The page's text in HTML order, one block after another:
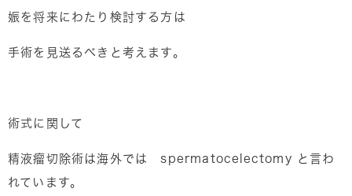
娠を将来にわたり検討する方は
手術を見送るべきと考えます。
術式に関して
精液瘤切除術は海外では spermatocelectomy と言わ
れています。